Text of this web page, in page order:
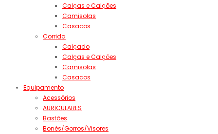
Calças e Calções
Camisolas
Casacos
Corrida
Calçado
Calças e Calções
Camisolas
Casacos
Equipamento
Acessórios
AURICULARES
Bastões
Bonés/Gorros/Visores